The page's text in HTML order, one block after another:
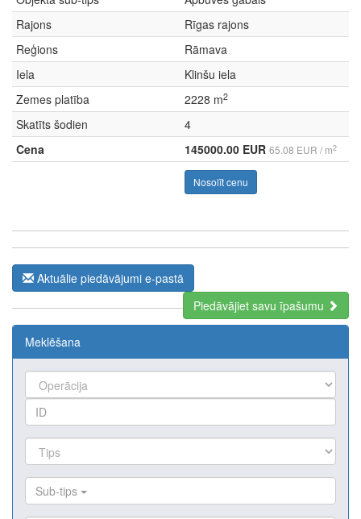
Rajons
Rīgas rajons
Reģions
Rāmava
Iela
Klinšu iela
Zemes platība
2228 m2
Skatīts šodien
4
Cena
145000.00 EUR 65.08 EUR / m2
Nosolīt cenu
Aktuālie piedāvājumi e-pastā
Piedāvājiet savu īpašumu
Meklēšana
Sub-tips